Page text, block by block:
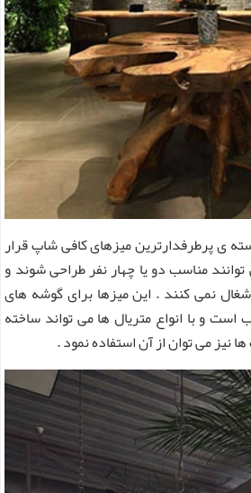
ی پرطرفدارترین میزهای کافی شاپ قرار
مناسب دو یا چهار نفر طراحی شوند و
نمی کنند . این میزها برای گوشه های
است و با انواع متریال ها می تواند ساخته
نیز می توان از آن استفاده نمود .